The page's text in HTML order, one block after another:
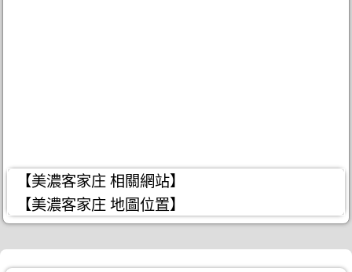
【美濃客家庄 相關網站】
【美濃客家庄 地圖位置】